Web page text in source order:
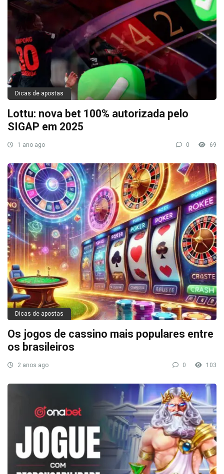
Dicas de apostas
Lottu: nova bet 100% autorizada pelo
SIGAP em 2025
1 ano ago 0 69
Dicas de apostas
Os jogos de cassino mais populares entre
os brasileiros
2 anos ago 0 103